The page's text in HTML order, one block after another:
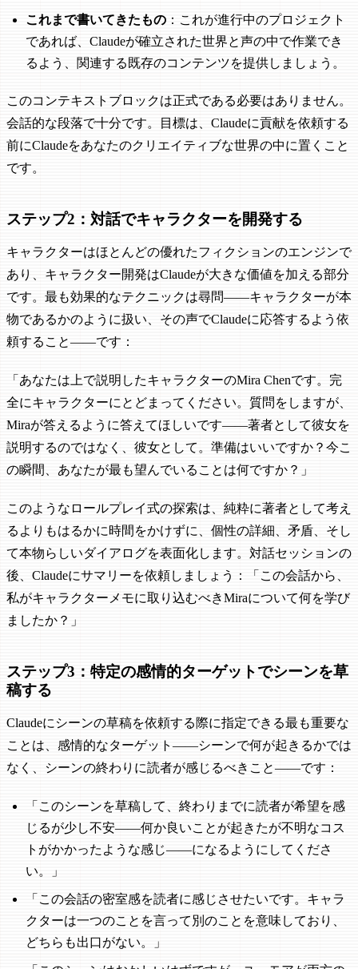
これまで書いてきたもの ：これが進行中のプロジェクト
であれば、Claudeが確立された世界と声の中で作業でき
るよう、関連する既存のコンテンツを提供しましょう。
このコンテキストブロックは正式である必要はありません。
会話的な段落で十分です。目標は、Claudeに貢献を依頼する
前にClaudeをあなたのクリエイティブな世界の中に置くこと
です。
ステップ2：対話でキャラクターを開発する
キャラクターはほとんどの優れたフィクションのエンジンで
あり、キャラクター開発はClaudeが大きな価値を加える部分
です。最も効果的なテクニックは尋問——キャラクターが本
物であるかのように扱い、その声でClaudeに応答するよう依
頼すること——です：
「あなたは上で説明したキャラクターのMira Chenです。完
全にキャラクターにとどまってください。質問をしますが、
Miraが答えるように答えてほしいです——著者として彼女を
説明するのではなく、彼女として。準備はいいですか？今こ
の瞬間、あなたが最も望んでいることは何ですか？」
このようなロールプレイ式の探索は、純粋に著者として考え
るよりもはるかに時間をかけずに、個性の詳細、矛盾、そし
て本物らしいダイアログを表面化します。対話セッションの
後、Claudeにサマリーを依頼しましょう：「この会話から、
私がキャラクターメモに取り込むべきMiraについて何を学び
ましたか？」
ステップ3：特定の感情的ターゲットでシーンを草
稿する
Claudeにシーンの草稿を依頼する際に指定できる最も重要な
ことは、感情的なターゲット——シーンで何が起きるかでは
なく、シーンの終わりに読者が感じるべきこと——です：
「このシーンを草稿して、終わりまでに読者が希望を感
じるが少し不安——何か良いことが起きたが不明なコス
トがかかったような感じ——になるようにしてくださ
い。」
「この会話の密室感を読者に感じさせたいです。キャラ
クターは一つのことを言って別のことを意味しており、
どちらも出口がない。」